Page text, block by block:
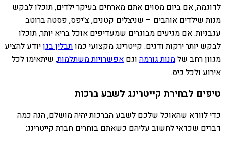
לדוגמה, אם ביום מסוים אתם מארחים בעיקר ילדים, תוכלו לבקש
מנות שילדים אוהבים – שניצלים קטנים, צ'יפס, פסטה ברוטב
עגבניות. אם מגיעים מבוגרים שמעדיפים אוכל בריא יותר, תוכלו
לבקש יותר ירקות ודגים. קייטרינג מקצועי כמותבלין בגןיודע להציע
מגוון רחב שלמנות גורמה וגם אפשרויות משתלמות, שיתאימו לכל
אירוע ולכל כיס.
טיפים לבחירת קייטרינג לשבע ברכות
כדי לוודא שהאוכל שלכם לשבע הברכות יהיה מושלם, הנה כמה
דברים שכדאי לחשוב עליהם כשאתם בוחרים חברת קייטרינג: